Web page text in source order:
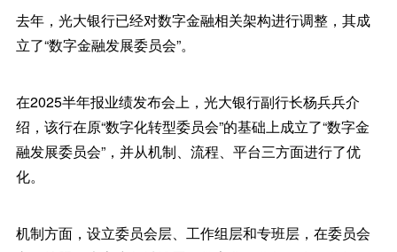
去年，光大银行已经对数字金融相关架构进行调整，其成
立了“数字金融发展委员会”。
在2025半年报业绩发布会上，光大银行副行长杨兵兵介
绍，该行在原“数字化转型委员会”的基础上成立了“数字金
融发展委员会”，并从机制、流程、平台三方面进行了优
化。
机制方面，设立委员会层、工作组层和专班层，在委员会